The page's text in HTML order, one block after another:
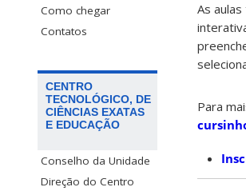
Como chegar
Contatos
CENTRO
TECNOLÓGICO, DE
CIÊNCIAS EXATAS
E EDUCAÇÃO
Conselho da Unidade
Direção do Centro
As
Para